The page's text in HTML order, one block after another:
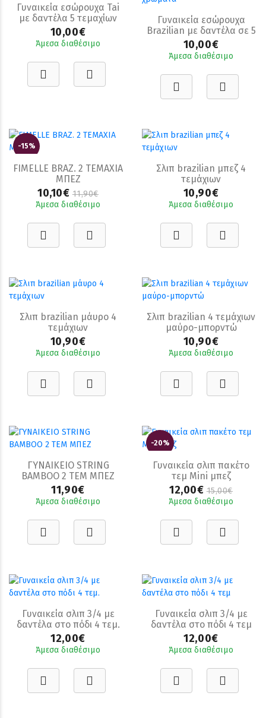
Γυναικεία εσώρουχα Tai
με δαντέλα 5 τεμαχίων
10,00€
Άμεσα διαθέσιμο
Γυναικεία εσώρουχα
Brazilian με δαντέλα σε 5
χρώματα
10,00€
Άμεσα διαθέσιμο
-15%
FIMELLE BRAZ. 2 ΤΕΜΑΧΙΑ
ΜΠΕΖ
10,10€ 11,90€
Άμεσα διαθέσιμο
Σλιπ brazilian μπεζ 4
τεμάχιων
10,90€
Άμεσα διαθέσιμο
Σλιπ brazilian μάυρο 4
τεμάχιων
10,90€
Άμεσα διαθέσιμο
Σλιπ brazilian 4 τεμάχιων
μαύρο-μπορντώ
10,90€
Άμεσα διαθέσιμο
ΓΥΝΑΙΚΕΙΟ STRING
BAMBOO 2 ΤΕΜ ΜΠΕΖ
11,90€
Άμεσα διαθέσιμο
-20%
Γυναικεία σλιπ πακέτο
τεμ Mini μπεζ
12,00€ 15,00€
Άμεσα διαθέσιμο
Γυναικεία σλιπ 3/4 με
δαντέλα στο πόδι 4 τεμ.
12,00€
Άμεσα διαθέσιμο
Γυναικεία σλιπ 3/4 με
δαντέλα στο πόδι 4 τεμ
12,00€
Άμεσα διαθέσιμο